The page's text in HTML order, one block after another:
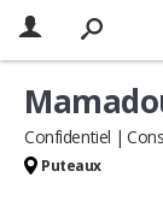
Confidentiel
Puteaux